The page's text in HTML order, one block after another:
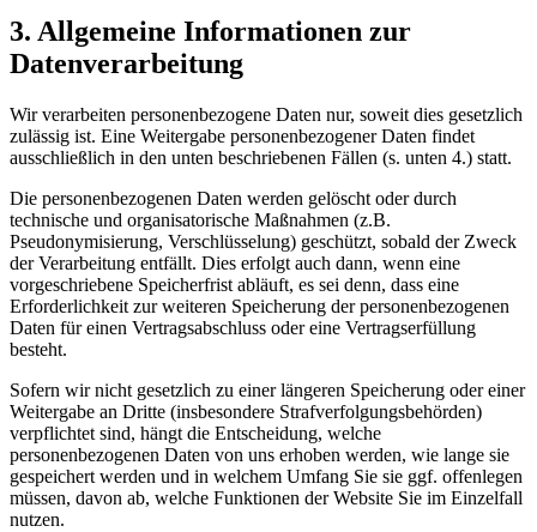
3. Allgemeine Informationen zur
Datenverarbeitung
Wir verarbeiten personenbezogene Daten nur, soweit dies gesetzlich
zulässig ist. Eine Weitergabe personenbezogener Daten findet
ausschließlich in den unten beschriebenen Fällen (s. unten 4.) statt.
Die personenbezogenen Daten werden gelöscht oder durch
technische und organisatorische Maßnahmen (z.B.
Pseudonymisierung, Verschlüsselung) geschützt, sobald der Zweck
der Verarbeitung entfällt. Dies erfolgt auch dann, wenn eine
vorgeschriebene Speicherfrist abläuft, es sei denn, dass eine
Erforderlichkeit zur weiteren Speicherung der personenbezogenen
Daten für einen Vertragsabschluss oder eine Vertragserfüllung
besteht.
Sofern wir nicht gesetzlich zu einer längeren Speicherung oder einer
Weitergabe an Dritte (insbesondere Strafverfolgungsbehörden)
verpflichtet sind, hängt die Entscheidung, welche
personenbezogenen Daten von uns erhoben werden, wie lange sie
gespeichert werden und in welchem Umfang Sie sie ggf. offenlegen
müssen, davon ab, welche Funktionen der Website Sie im Einzelfall
nutzen.